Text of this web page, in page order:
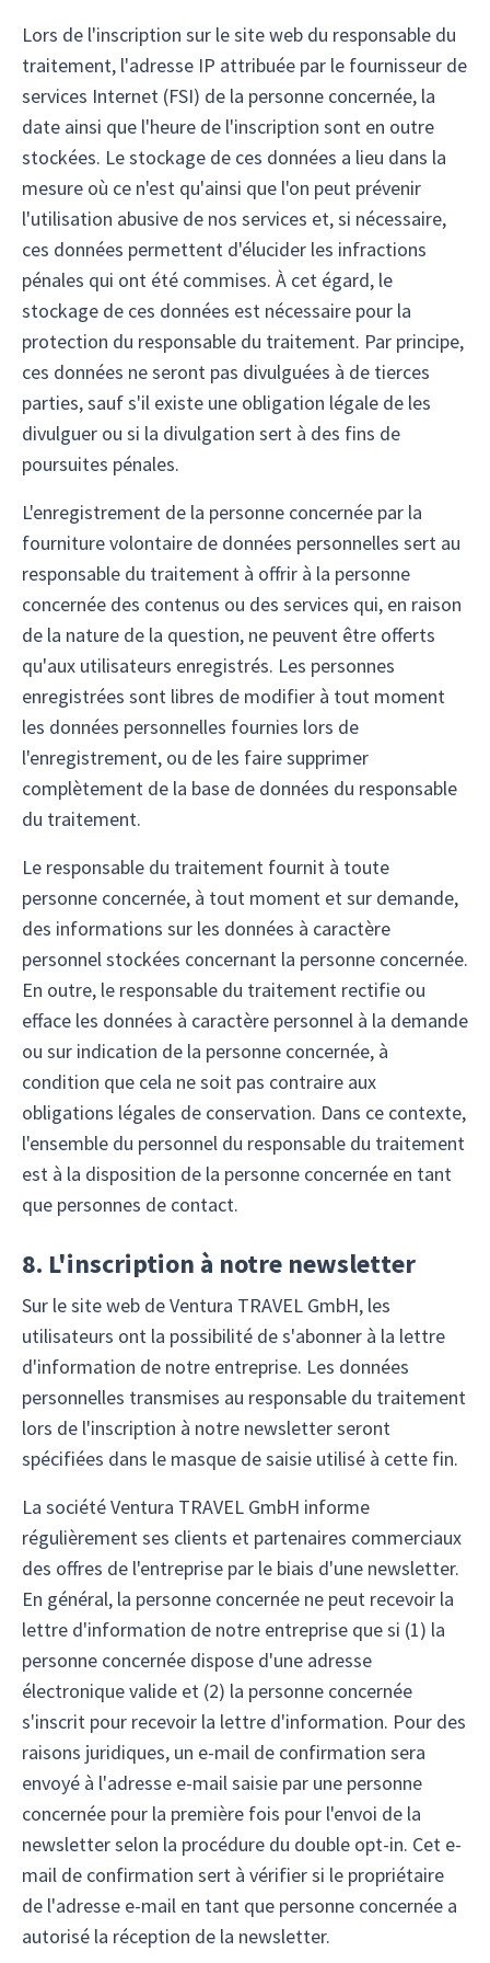
Lors de l'inscription sur le site web du responsable du
traitement, l'adresse IP attribuée par le fournisseur de
services Internet (FSI) de la personne concernée, la
date ainsi que l'heure de l'inscription sont en outre
stockées. Le stockage de ces données a lieu dans la
mesure où ce n'est qu'ainsi que l'on peut prévenir
l'utilisation abusive de nos services et, si nécessaire,
ces données permettent d'élucider les infractions
pénales qui ont été commises. À cet égard, le
stockage de ces données est nécessaire pour la
protection du responsable du traitement. Par principe,
ces données ne seront pas divulguées à de tierces
parties, sauf s'il existe une obligation légale de les
divulguer ou si la divulgation sert à des fins de
poursuites pénales.
L'enregistrement de la personne concernée par la
fourniture volontaire de données personnelles sert au
responsable du traitement à offrir à la personne
concernée des contenus ou des services qui, en raison
de la nature de la question, ne peuvent être offerts
qu'aux utilisateurs enregistrés. Les personnes
enregistrées sont libres de modifier à tout moment
les données personnelles fournies lors de
l'enregistrement, ou de les faire supprimer
complètement de la base de données du responsable
du traitement.
Le responsable du traitement fournit à toute
personne concernée, à tout moment et sur demande,
des informations sur les données à caractère
personnel stockées concernant la personne concernée.
En outre, le responsable du traitement rectifie ou
efface les données à caractère personnel à la demande
ou sur indication de la personne concernée, à
condition que cela ne soit pas contraire aux
obligations légales de conservation. Dans ce contexte,
l'ensemble du personnel du responsable du traitement
est à la disposition de la personne concernée en tant
que personnes de contact.
8. L'inscription à notre newsletter
Sur le site web de Ventura TRAVEL GmbH, les
utilisateurs ont la possibilité de s'abonner à la lettre
d'information de notre entreprise. Les données
personnelles transmises au responsable du traitement
lors de l'inscription à notre newsletter seront
spécifiées dans le masque de saisie utilisé à cette fin.
La société Ventura TRAVEL GmbH informe
régulièrement ses clients et partenaires commerciaux
des offres de l'entreprise par le biais d'une newsletter.
En général, la personne concernée ne peut recevoir la
lettre d'information de notre entreprise que si (1) la
personne concernée dispose d'une adresse
électronique valide et (2) la personne concernée
s'inscrit pour recevoir la lettre d'information. Pour des
raisons juridiques, un e-mail de confirmation sera
envoyé à l'adresse e-mail saisie par une personne
concernée pour la première fois pour l'envoi de la
newsletter selon la procédure du double opt-in. Cet e-
mail de confirmation sert à vérifier si le propriétaire
de l'adresse e-mail en tant que personne concernée a
autorisé la réception de la newsletter.